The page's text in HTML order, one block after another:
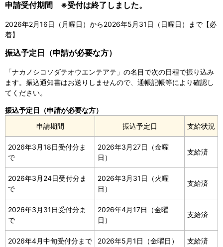
申請受付期間 ※受付は終了しました。
2026年2月16日（月曜日）から2026年5月31日（日曜日）まで【必
着】
振込予定日（申請が必要な方）
「ナカノシコソダテオウエンテアテ」の名目で次の日程で振り込み
ます。振込通知書はお送りしませんので、通帳記帳等により確認し
てください。
振込予定日（申請が必要な方）
申請期間
振込予定日 支給状況
2026年3月18日受付分ま
で
2026年3月27日（金曜
日）
支給済
2026年3月24日受付分ま
で
2026年3月31日（火曜
日）
支給済
2026年3月31日受付分ま
で
2026年4月17日（金曜
日）
支給済
2026年4月中旬受付分まで 2026年5月1日（金曜日） 支給済